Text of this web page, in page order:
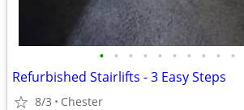
• • • • • • • • • •
Refurbished Stairlifts - 3 Easy Steps
8/3 Chester